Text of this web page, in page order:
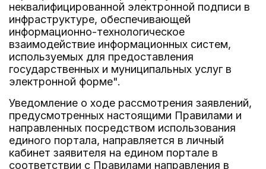
неквалифицированной электронной подписи в
инфраструктуре, обеспечивающей
информационно-технологическое
взаимодействие информационных систем,
используемых для предоставления
государственных и муниципальных услуг в
электронной форме".
Уведомление о ходе рассмотрения заявлений,
предусмотренных настоящими Правилами и
направленных посредством использования
единого портала, направляется в личный
кабинет заявителя на едином портале в
соответствии с Правилами направления в